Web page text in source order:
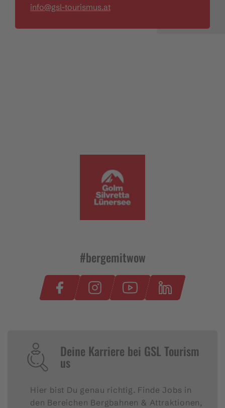
info@gsl-tourismus.at
#bergemitwow
Deine Karriere bei GSL Tourism
us
Hier bist Du genau richtig. Finde Jobs in
den Bereichen Bergbahnen & Attraktionen,